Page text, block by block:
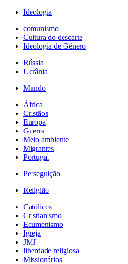
Ideologia
comunismo
Cultura do descarte
Ideologia de Gênero
Rússia
Ucrânia
Mundo
África
Cristãos
Europa
Guerra
Meio ambiente
Migrantes
Portugal
Perseguição
Religião
Católicos
Cristianismo
Ecumenismo
Igreja
JMJ
liberdade religiosa
Missionários